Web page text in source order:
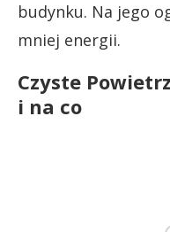
budynku. Na jego
mniej energii.
Czyste
i na co